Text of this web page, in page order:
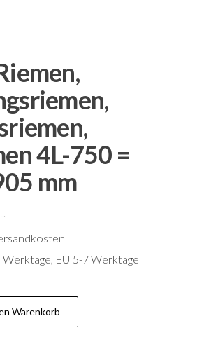
4L-750 =
mm
Werktage, EU 5-7 Werktage
Warenkorb